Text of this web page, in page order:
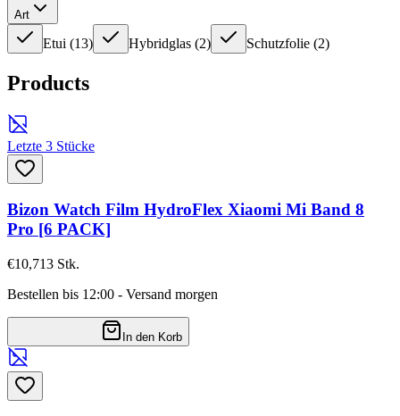
Art
Etui (13) Hybridglas (2) Schutzfolie (2)
Products
Letzte 3 Stücke
Bizon Watch Film HydroFlex Xiaomi Mi Band 8
Pro [6 PACK]
€10,713 Stk.
Bestellen bis 12:00 - Versand morgen
In den Korb